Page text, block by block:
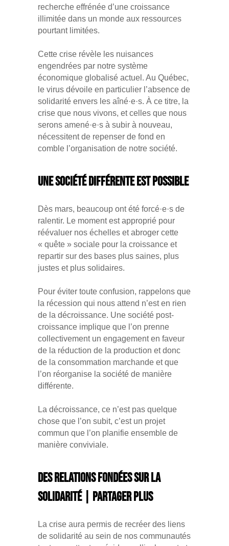
recherche effrénée d’une croissance
illimitée dans un monde aux ressources
pourtant limitées.
Cette crise révèle les nuisances
engendrées par notre système
économique globalisé actuel. Au Québec,
le virus dévoile en particulier l’absence de
solidarité envers les aîné·e·s. À ce titre, la
crise que nous vivons, et celles que nous
serons amené·e·s à subir à nouveau,
nécessitent de repenser de fond en
comble l’organisation de notre société.
Une société différente est possible
Dès mars, beaucoup ont été forcé·e·s de
ralentir. Le moment est approprié pour
réévaluer nos échelles et abroger cette
« quête » sociale pour la croissance et
repartir sur des bases plus saines, plus
justes et plus solidaires.
Pour éviter toute confusion, rappelons que
la récession qui nous attend n’est en rien
de la décroissance. Une société post-
croissance implique que l’on prenne
collectivement un engagement en faveur
de la réduction de la production et donc
de la consommation marchande et que
l’on réorganise la société de manière
différente.
La décroissance, ce n’est pas quelque
chose que l’on subit, c’est un projet
commun que l’on planifie ensemble de
manière conviviale.
Des relations fondées sur la
solidarité | Partager plus
La crise aura permis de recréer des liens
de solidarité au sein de nos communautés